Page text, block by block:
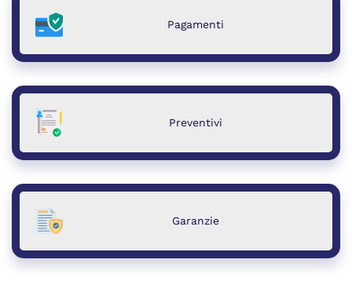
Pagamenti
Preventivi
Garanzie